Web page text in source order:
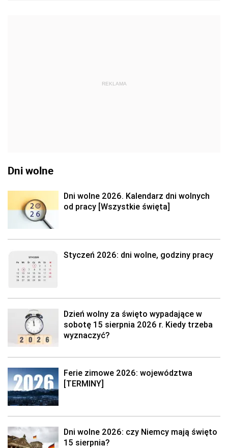
REKLAMA
Dni wolne
Dni wolne 2026. Kalendarz dni wolnych
od pracy [Wszystkie święta]
Styczeń 2026: dni wolne, godziny pracy
Dzień wolny za święto wypadające w
sobotę 15 sierpnia 2026 r. Kiedy trzeba
wyznaczyć?
Ferie zimowe 2026: województwa
[TERMINY]
Dni wolne 2026: czy Niemcy mają święto
15 sierpnia?